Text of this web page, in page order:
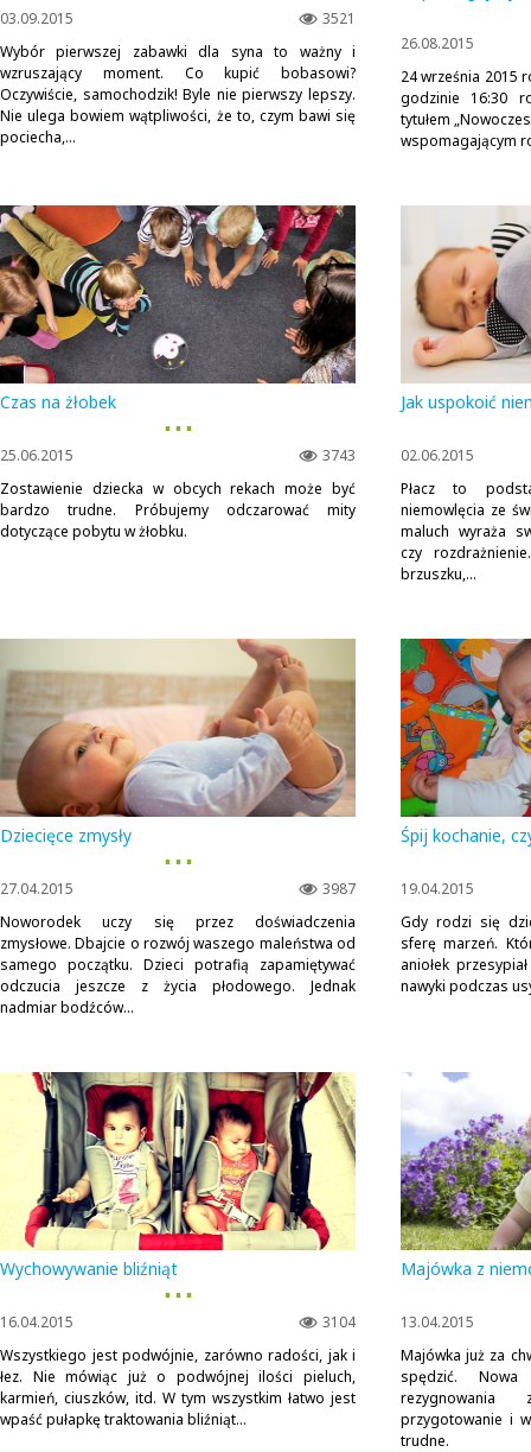
3521
03.09.2015
Wybór pierwszej zabawki dla syna to ważny i
wzruszający moment. Co kupić bobasowi?
Oczywiście, samochodzik! Byle nie pierwszy lepszy.
Nie ulega bowiem wątpliwości, że to, czym bawi się
pociecha,...
26.08.2015
24 września 2015
godzinie 16:30
tytułem
wspomagającym
Czas na żłobek
▪ ▪ ▪
3743
25.06.2015
Zostawienie dziecka w obcych rekach może być
bardzo trudne. Próbujemy odczarować mity
dotyczące pobytu w żłobku.
Jak uspokoić
02.06.2015
Płacz to
niemowlęcia ze
maluch wyraża
czy
brzuszku,...
Dziecięce zmysły
▪ ▪ ▪
3987
27.04.2015
Noworodek uczy się przez doświadczenia
zmysłowe. Dbajcie o rozwój waszego maleństwa od
samego początku. Dzieci potrafią zapamiętywać
odczucia jeszcze z życia płodowego. Jednak
nadmiar bodźców...
Śpij kochanie,
19.04.2015
Gdy rodzi się
sferę marzeń.
aniołek
nawyki podczas
Wychowywanie bliźniąt
▪ ▪ ▪
3104
16.04.2015
Wszystkiego jest podwójnie, zarówno radości, jak i
łez. Nie mówiąc już o podwójnej ilości pieluch,
karmień, ciuszków, itd. W tym wszystkim łatwo jest
wpaść pułapkę traktowania bliźniąt...
Majówka z
13.04.2015
Majówka już za
spędzić.
rezygnowania
przygotowanie i
trudne.